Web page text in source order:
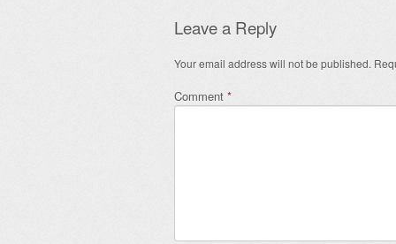
Leave a Reply
Your email address will not be published.
Comment *